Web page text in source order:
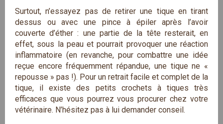
Surtout, n’essayez pas de retirer une tique en tirant
dessus ou avec une pince à épiler après l’avoir
couverte d’éther : une partie de la tête resterait, en
effet, sous la peau et pourrait provoquer une réaction
inflammatoire (en revanche, pour combattre une idée
reçue encore fréquemment répandue, une tique ne «
repousse » pas !). Pour un retrait facile et complet de la
tique, il existe des petits crochets à tiques très
efficaces que vous pourrez vous procurer chez votre
vétérinaire. N’hésitez pas à lui demander conseil.